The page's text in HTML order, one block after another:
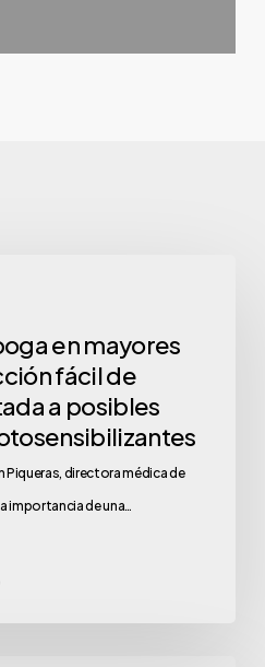
en mayores
fácil de
a posibles
Piqueras, directora médica de
importancia de una…